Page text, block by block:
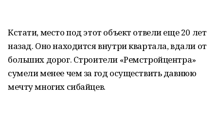
Кстати, место под этот объект отвели еще 20 лет
назад. Оно находится внутри квартала, вдали от
больших дорог. Строители «Ремстройцентра»
сумели менее чем за год осуществить давнюю
мечту многих сибайцев.